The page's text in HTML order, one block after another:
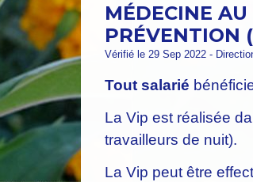
MÉDECINE
PRÉVENTION
Vérifié le 29 Sep 2022 -
Tout salarié
La Vip est réalisée
travailleurs de nuit).
La Vip peut être